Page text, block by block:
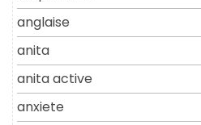
anglaise
anita
anita active
anxiete